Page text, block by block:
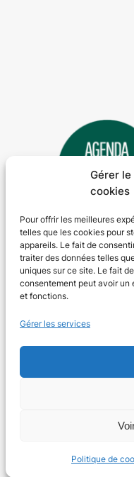
Gérer
cookies
Pour offrir les meilleures
telles que les cookies pour
appareils. Le fait de
traiter des données telles
uniques sur ce site. Le fait
consentement peut avoir
et fonctions.
Gérer les services
Politique de
Agenda 24
L'agenda des
Tous les événements
Plus d’activités
S’abonner par mail